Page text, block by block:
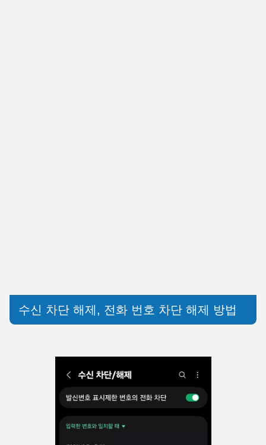
수신 차단 해제, 전화 번호 차단 해제 방법